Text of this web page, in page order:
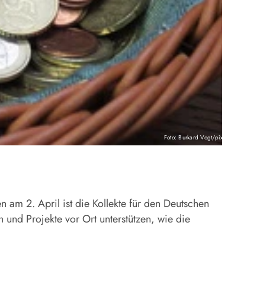
Foto: Burkard Vogt/pixelio.de
am 2. April ist die Kollekte für den Deutschen
Projekte vor Ort unterstützen, wie die